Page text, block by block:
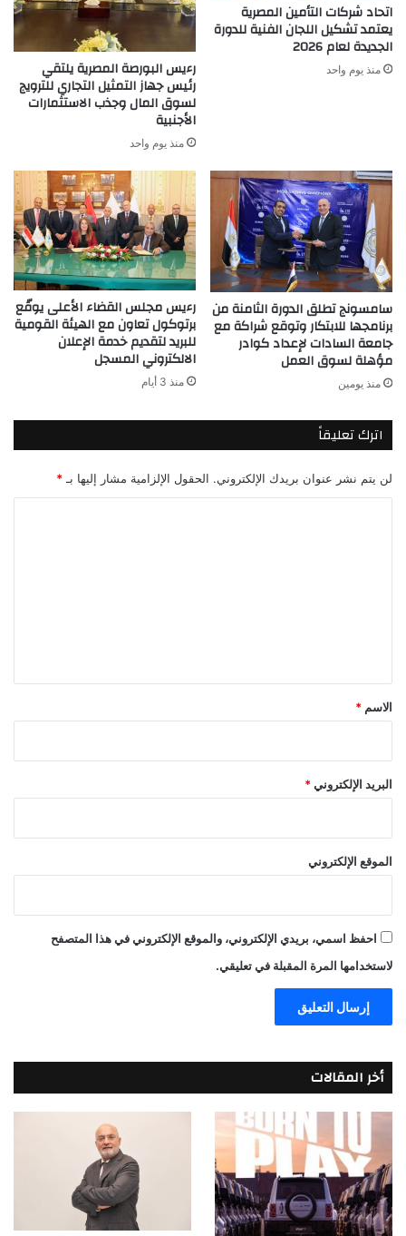
اتحاد شركات التأمين المصرية
يعتمد تشكيل اللجان الفنية للدورة
الجديدة لعام 2026
منذ يوم واحد رءيس البورصة المصرية يلتقي
رئيس جهاز التمثيل التجاري للترويج
لسوق المال وجذب الاستثمارات
الأجنبية
منذ يوم واحد
سامسونج تطلق الدورة الثامنة من
برنامجها للابتكار وتوقع شراكة مع
جامعة السادات لإعداد كوادر
مؤهلة لسوق العمل
منذ يومين
رءيس مجلس القضاء الأعلى يوقّع
برتوكول تعاون مع الهيئة القومية
للبريد لتقديم خدمة الإعلان
الالكتروني المسجل
منذ 3 أيام
اترك تعليقاً
لن يتم نشر عنوان بريدك الإلكتروني. الحقول الإلزامية مشار إليها بـ *
*
الاسم *
البريد الإلكتروني *
الموقع الإلكتروني
احفظ اسمي، بريدي الإلكتروني، والموقع الإلكتروني في هذا المتصفح
لاستخدامها المرة المقبلة في تعليقي.
أخر المقالات